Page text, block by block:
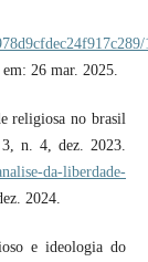
em: 26 mar. 2025.
religiosa no brasil
3, n. 4, dez. 2023.
da-liberdade-
2024.
e ideologia do